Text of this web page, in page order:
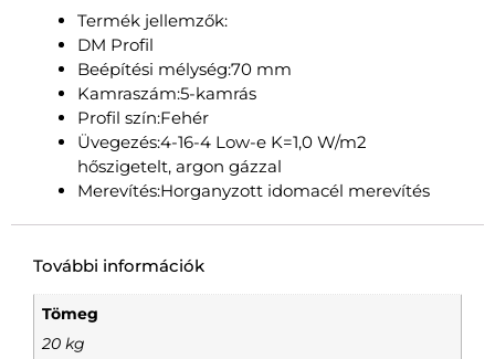
Termék jellemzők:
DM Profil
Beépítési mélység:70 mm
Kamraszám:5-kamrás
Profil szín:Fehér
Üvegezés:4-16-4 Low-e K=1,0 W/m2
hőszigetelt, argon gázzal
Merevítés:Horganyzott idomacél merevítés
További információk
Tömeg
20 kg